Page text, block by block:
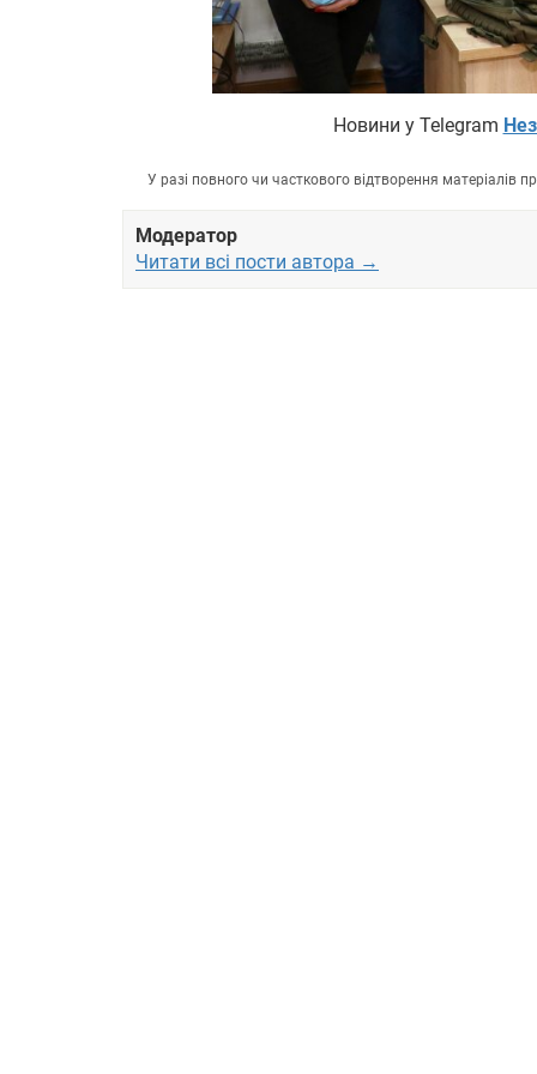
Новини у Telegram
У разі повного чи часткового відтворення
Модератор
Читати всі пости автора →